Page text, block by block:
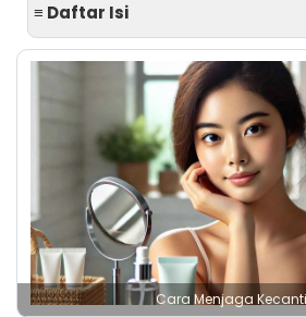
≡ Daftar Isi
Cara Menjaga